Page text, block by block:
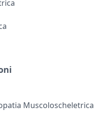
Muscoloscheletrica